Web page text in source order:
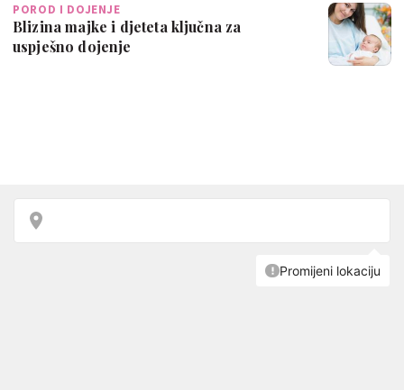
POROD I DOJENJE
Blizina majke i djeteta ključna za
uspješno dojenje